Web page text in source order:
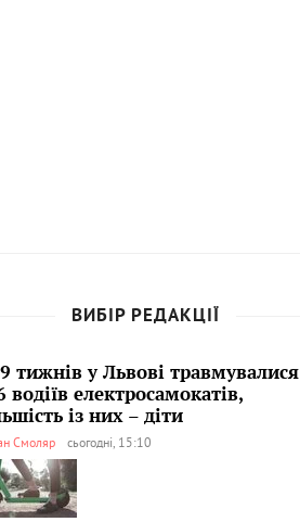
ВИБІР РЕДАКЦІЇ
тижнів у Львові травмувалися
водіїв електросамокатів,
із них – діти
Смоляр сьогодні, 15:10